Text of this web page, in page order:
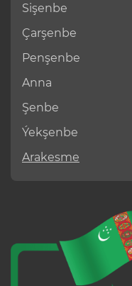
Sişenbe
Çarşenbe
Penşenbe
Anna
Şenbe
Ýekşenbe
Arakesme